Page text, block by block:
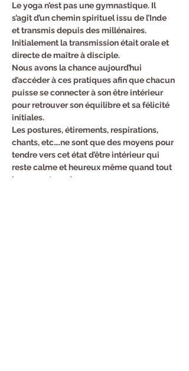
Le yoga n’est pas une gymnastique. Il
s’agit d’un chemin spirituel issu de l’Inde
et transmis depuis des millénaires.
Initialement la transmission était orale et
directe de maître à disciple.
Nous avons la chance aujourd’hui
d’accéder à ces pratiques afin que chacun
puisse se connecter à son être intérieur
pour retrouver son équilibre et sa félicité
initiales.
Les postures, étirements, respirations,
chants, etc….ne sont que des moyens pour
tendre vers cet état d’être intérieur qui
reste calme et heureux même quand tout
bouge autour de nous.